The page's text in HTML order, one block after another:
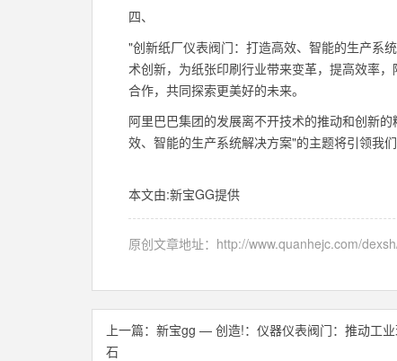
四、
"创新纸厂仪表阀门：打造高效、智能的生产系
术创新，为纸张印刷行业带来变革，提高效率
合作，共同探索更美好的未来。
阿里巴巴集团的发展离不开技术的推动和创新的
效、智能的生产系统解决方案"的主题将引领我
本文由:新宝GG提供
原创文章地址： http://www.quanhejc.com/
上一篇： 新宝gg — 创造!：仪器仪表阀门：推动工
石